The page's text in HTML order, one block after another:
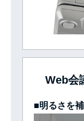
Web会
■明るさを